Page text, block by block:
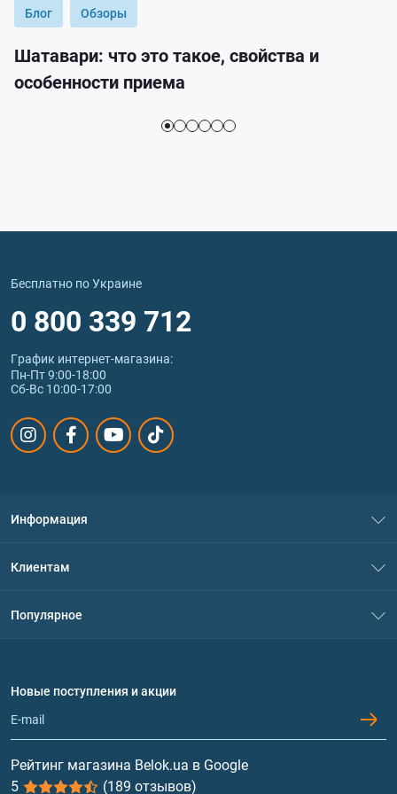
Блог Обзоры
Шатавари: что это такое, свойства и
особенности приема
Бесплатно по Украине
0 800 339 712
График интернет‑магазина:
Пн-Пт 9:00-18:00
Сб-Вс 10:00-17:00
Информация
Политика конфиденциальности
Обмен и возврат
Клиентам
Популярное
Протеин
Гейнеры
Витамины и минералы
Новые поступления и акции
Рейтинг магазина Belok.ua в Google
5
(189 отзывов)